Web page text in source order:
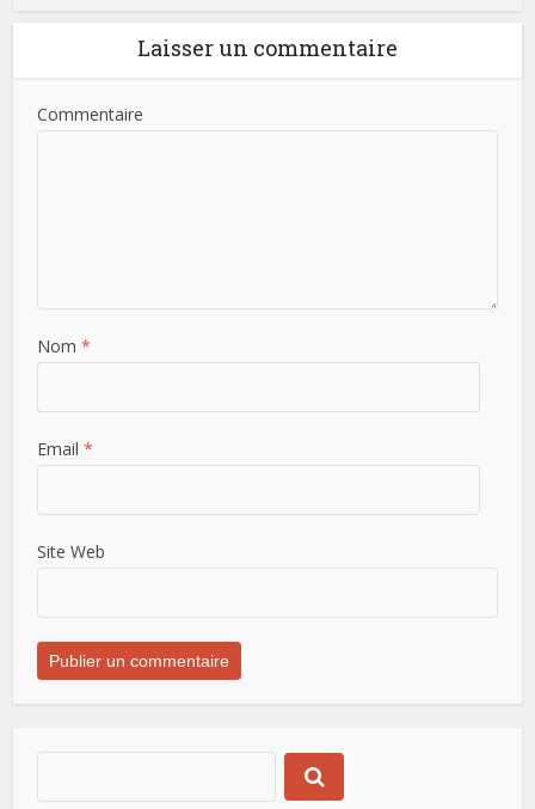
Laisser un commentaire
Commentaire
Nom *
Email *
Site Web